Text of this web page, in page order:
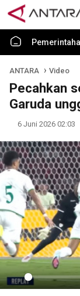
ANTARA Video
Pecahkan
Garuda
6 Juni 2026 02:03
Play